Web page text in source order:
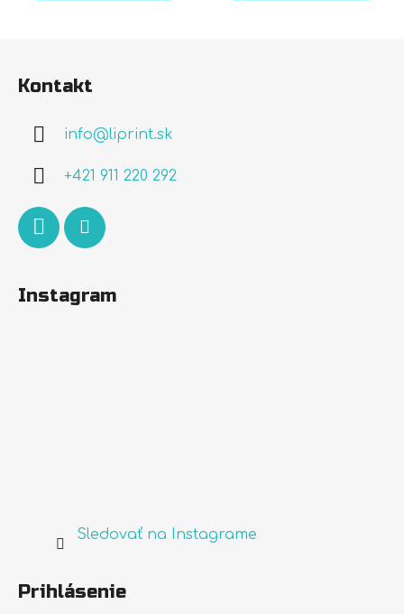
Kontakt
info@liprint.sk
+421 911 220 292
Instagram
Sledovať na Instagrame
Prihlásenie